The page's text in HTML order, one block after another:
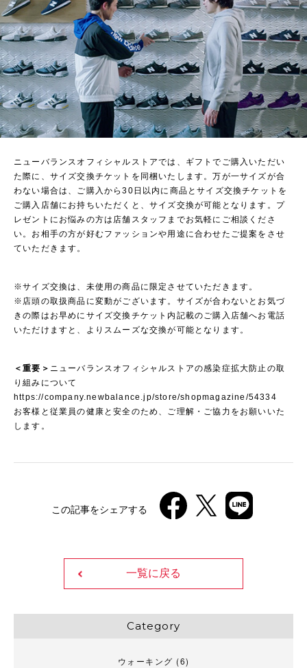
ニューバランスオフィシャルストアでは、ギフトでご購入いただい
た際に、サイズ交換チケットを同梱いたします。万が一サイズが合
わない場合は、ご購入から30日以内に商品とサイズ交換チケットを
ご購入店舗にお持ちいただくと、サイズ交換が可能となります。プ
レゼントにお悩みの方は店舗スタッフまでお気軽にご相談くださ
い。お相手の方が好むファッションや用途に合わせたご提案をさせ
ていただきます。
※サイズ交換は、未使用の商品に限定させていただきます。
※店頭の取扱商品に変動がございます。サイズが合わないとお気づ
きの際はお早めにサイズ交換チケット内記載のご購入店舗へお電話
いただけますと、よりスムーズな交換が可能となります。
＜重要＞ ニューバランスオフィシャルストアの感染症拡大防止の取
り組みについて
https://company.newbalance.jp/store/shopmagazine/54334
お客様と従業員の健康と安全のため、ご理解・ご協力をお願いいた
します。
この記事をシェアする
一覧に戻る
Category
ウォーキング (6)